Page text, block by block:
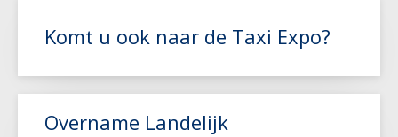
Lees meer
Komt u ook naar de Taxi Expo?
Overname Landelijk